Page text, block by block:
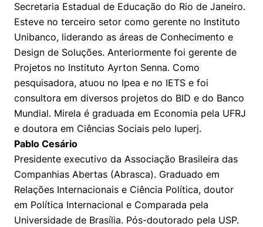
Secretaria Estadual de Educação do Rio de Janeiro.
Esteve no terceiro setor como gerente no Instituto
Unibanco, liderando as áreas de Conhecimento e
Design de Soluções. Anteriormente foi gerente de
Projetos no Instituto Ayrton Senna. Como
pesquisadora, atuou no Ipea e no IETS e foi
consultora em diversos projetos do BID e do Banco
Mundial. Mirela é graduada em Economia pela UFRJ
e doutora em Ciências Sociais pelo Iuperj.
Pablo Cesário
Presidente executivo da Associação Brasileira das
Companhias Abertas (Abrasca). Graduado em
Relações Internacionais e Ciência Política, doutor
em Política Internacional e Comparada pela
Universidade de Brasília. Pós-doutorado pela USP.